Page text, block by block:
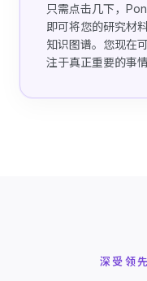
只需点击几下，
即可将您的研究材
知识图谱。您现在
注于真正重要的事
深受领